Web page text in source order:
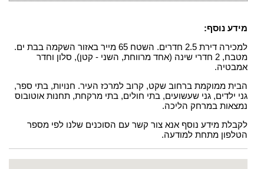
מידע נוסף:
למכירה דירת 2.5 חדרים. השטח 65 מייר באזור השקמה בבת ים.
מטבח, 2 חדרי שינה (אחד מרווחת, השני - קטן), סלון וחדר
אמבטיה.
הבית ממוקמת ברחוב שקט, קרוב למרכז העיר. חנויות, בתי ספר,
גני ילדים, גני שעשועים, בתי חולים, בתי מרקחת, תחנות אוטובוס
נמצאות במרחק הליכה.
לקבלת מידע נוסף אנא צור קשר עם הסוכנים שלנו לפי מספר
הטלפון מתחת למודעה.